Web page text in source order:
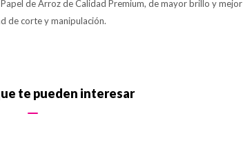
de Arroz de Calidad Premium, de mayor brillo y mejor
de corte y manipulación.
te pueden interesar